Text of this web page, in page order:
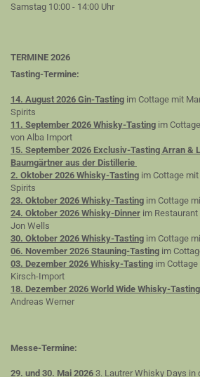
Samstag 10:00 - 14:00 Uhr
TERMINE 2026
Tasting-Termine:
14. August 2026 Gin-Tasting im Cottage mit
Spirits
11. September 2026 Whisky-Tasting im
von Alba Import
15. September 2026 Exclusiv-Tasting Arran &
Baumgärtner aus der Distillerie
2. Oktober 2026 Whisky-Tasting im Cottage
Spirits
23. Oktober 2026 Whisky-Tasting im Cottage
24. Oktober 2026 Whisky-Dinner im
Jon Wells
30. Oktober 2026 Whisky-Tasting im Cottage
06. November 2026 Stauning-Tasting im
03. Dezember 2026 Whisky-Tasting im
Kirsch-Import
18. Dezember 2026 World Wide Whisky-Tasting
Andreas Werner
Messe-Termine:
29. und 30. Mai 2026 3. Lautrer Whisky Days in